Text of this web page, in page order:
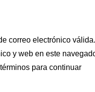
correo electrónico válida.
y web en este
para continuar